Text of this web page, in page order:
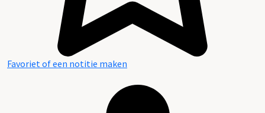
Favoriet of een notitie maken